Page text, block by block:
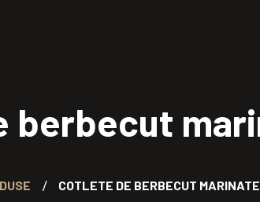
berbecut
COTLETE DE BERBECUT MARINATE